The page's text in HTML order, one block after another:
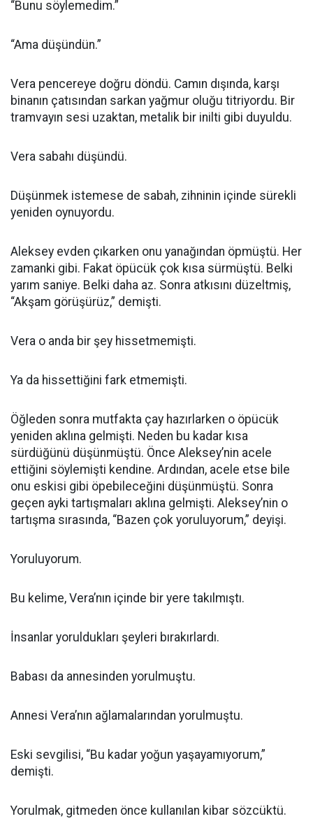
“Bunu söylemedim.”
“Ama düşündün.”
Vera pencereye doğru döndü. Camın dışında, karşı
binanın çatısından sarkan yağmur oluğu titriyordu. Bir
tramvayın sesi uzaktan, metalik bir inilti gibi duyuldu.
Vera sabahı düşündü.
Düşünmek istemese de sabah, zihninin içinde sürekli
yeniden oynuyordu.
Aleksey evden çıkarken onu yanağından öpmüştü. Her
zamanki gibi. Fakat öpücük çok kısa sürmüştü. Belki
yarım saniye. Belki daha az. Sonra atkısını düzeltmiş,
“Akşam görüşürüz,” demişti.
Vera o anda bir şey hissetmemişti.
Ya da hissettiğini fark etmemişti.
Öğleden sonra mutfakta çay hazırlarken o öpücük
yeniden aklına gelmişti. Neden bu kadar kısa
sürdüğünü düşünmüştü. Önce Aleksey’nin acele
ettiğini söylemişti kendine. Ardından, acele etse bile
onu eskisi gibi öpebileceğini düşünmüştü. Sonra
geçen ayki tartışmaları aklına gelmişti. Aleksey’nin o
tartışma sırasında, “Bazen çok yoruluyorum,” deyişi.
Yoruluyorum.
Bu kelime, Vera’nın içinde bir yere takılmıştı.
İnsanlar yoruldukları şeyleri bırakırlardı.
Babası da annesinden yorulmuştu.
Annesi Vera’nın ağlamalarından yorulmuştu.
Eski sevgilisi, “Bu kadar yoğun yaşayamıyorum,”
demişti.
Yorulmak, gitmeden önce kullanılan kibar sözcüktü.